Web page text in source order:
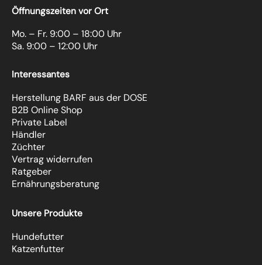
Öffnungszeiten vor Ort
Mo. – Fr. 9:00 – 18:00 Uhr
Sa. 9:00 – 12:00 Uhr
Interessantes
Herstellung BARF aus der DOSE
B2B Online Shop
Private Label
Händler
Züchter
Vertrag widerrufen
Ratgeber
Ernährungsberatung
Unsere Produkte
Hundefutter
Katzenfutter